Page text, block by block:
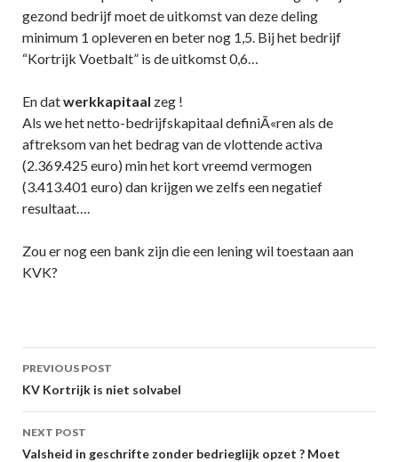
gezond bedrijf moet de uitkomst van deze deling
minimum 1 opleveren en beter nog 1,5. Bij het bedrijf
“Kortrijk Voetbalt” is de uitkomst 0,6…
En datwerkkapitaal zeg !
Als we het netto-bedrijfskapitaal definiÃ«ren als de
aftreksom van het bedrag van de vlottende activa
(2.369.425 euro) min het kort vreemd vermogen
(3.413.401 euro) dan krijgen we zelfs een negatief
resultaat….
Zou er nog een bank zijn die een lening wil toestaan aan
KVK?
Post
navigation
PREVIOUS POST
KV Kortrijk is niet solvabel
NEXT POST
Valsheid in geschrifte zonder bedrieglijk opzet ? Moet